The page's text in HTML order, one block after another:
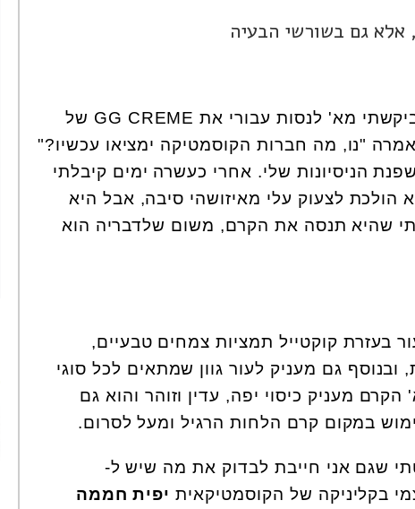
אלא גם בשורשי הבעיה
מא' לנסות עבורי את GG CREME של
"נו, מה חברות הקוסמטיקה ימציאו עכשיו?"
הניסיונות שלי. אחרי כעשרה ימים קיבלתי
לצעוק עלי מאיזושהי סיבה, אבל היא
שהיא תנסה את הקרם, משום שלדבריה הוא
בעזרת קוקטייל תמציות צמחים טבעיים,
ובנוסף גם מעניק לעור גוון שמתאים לכל סוגי
מעניק כיסוי יפה, עדין וזוהר והוא גם
במקום קרם הלחות הרגיל ומעל לסרום.
שגם אני חייבת לבדוק את מה שיש ל-
בקליניקה של הקוסמטיקאית יפית חממה